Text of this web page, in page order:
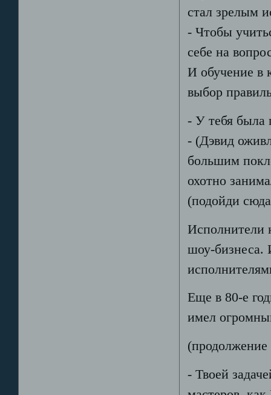
стал зрелым
- Чтобы
себе на
И обучение в
выбор
- У тебя была
- (Дэвид
большим
охотно
(подойди
Исполнители
шоу-бизнеса.
Еще в 80-е
имел
- Твоей